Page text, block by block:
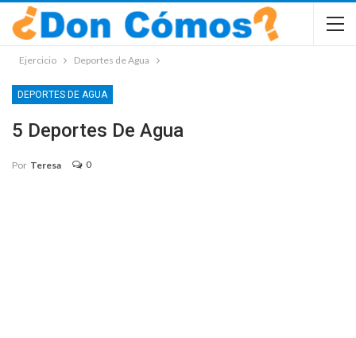
Ejercicio Deportes de Agua
DEPORTES DE AGUA
5 Deportes De Agua
Por Teresa 0